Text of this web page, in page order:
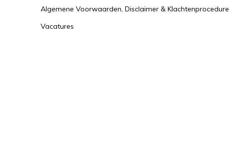
Algemene Voorwaarden, Disclaimer & Klachtenprocedure
Vacatures